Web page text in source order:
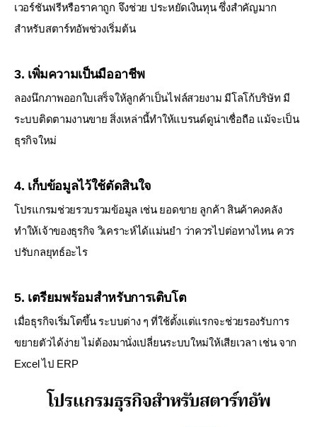
เวอร์ชันฟรีหรือราคาถูก จึงช่วย ประหยัดเงินทุน ซึ่งสำคัญมาก
สำหรับสตาร์ทอัพช่วงเริ่มต้น
3. เพิ่มความเป็นมืออาชีพ
ลองนึกภาพออกใบเสร็จให้ลูกค้าเป็นไฟล์สวยงาม มีโลโก้บริษัท มี
ระบบติดตามงานขาย สิ่งเหล่านี้ทำให้แบรนด์ดูน่าเชื่อถือ แม้จะเป็น
ธุรกิจใหม่
4. เก็บข้อมูลไว้ใช้ตัดสินใจ
โปรแกรมช่วยรวบรวมข้อมูล เช่น ยอดขาย ลูกค้า สินค้าคงคลัง
ทำให้เจ้าของธุรกิจ วิเคราะห์ได้แม่นยำ ว่าควรไปต่อทางไหน ควร
ปรับกลยุทธ์อะไร
5. เตรียมพร้อมสำหรับการเติบโต
เมื่อธุรกิจเริ่มโตขึ้น ระบบต่าง ๆ ที่ใช้ตั้งแต่แรกจะช่วยรองรับการ
ขยายตัวได้ง่ายไม่ต้องมานั่งเปลี่ยนระบบใหม่ให้เสียเวลา เช่น จาก
Excel ไป ERP